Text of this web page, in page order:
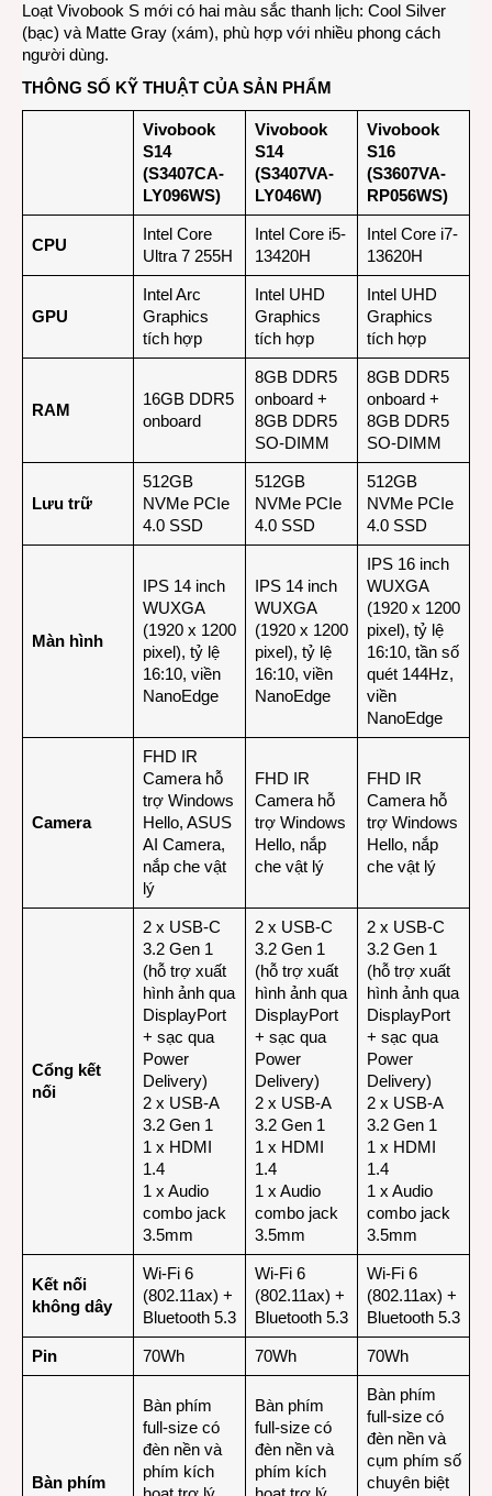
Loạt Vivobook S mới có hai màu sắc thanh lịch: Cool Silver
(bạc) và Matte Gray (xám), phù hợp với nhiều phong cách
người dùng.
THÔNG SỐ KỸ THUẬT CỦA SẢN PHẨM
Vivobook
S14
(S3407CA-
LY096WS)
Vivobook
S14
(S3407VA-
LY046W)
Vivobook
S16
(S3607VA-
RP056WS)
CPU
Intel Core
Ultra 7 255H
Intel Core i5-
13420H
Intel Core i7-
13620H
GPU
Intel Arc
Graphics
tích hợp
Intel UHD
Graphics
tích hợp
Intel UHD
Graphics
tích hợp
RAM
16GB DDR5
onboard
8GB DDR5
onboard +
8GB DDR5
SO-DIMM
8GB DDR5
onboard +
8GB DDR5
SO-DIMM
Lưu trữ
512GB
NVMe PCIe
4.0 SSD
512GB
NVMe PCIe
4.0 SSD
512GB
NVMe PCIe
4.0 SSD
Màn hình
IPS 14 inch
WUXGA
(1920 x 1200
pixel), tỷ lệ
16:10, viền
NanoEdge
IPS 14 inch
WUXGA
(1920 x 1200
pixel), tỷ lệ
16:10, viền
NanoEdge
IPS 16 inch
WUXGA
(1920 x 1200
pixel), tỷ lệ
16:10, tần số
quét 144Hz,
viền
NanoEdge
Camera
FHD IR
Camera hỗ
trợ Windows
Hello, ASUS
AI Camera,
nắp che vật
lý
FHD IR
Camera hỗ
trợ Windows
Hello, nắp
che vật lý
FHD IR
Camera hỗ
trợ Windows
Hello, nắp
che vật lý
Cổng kết
nối
2 x USB-C
3.2 Gen 1
(hỗ trợ xuất
hình ảnh qua
DisplayPort
+ sạc qua
Power
Delivery)
2 x USB-A
3.2 Gen 1
1 x HDMI
1.4
1 x Audio
combo jack
3.5mm
2 x USB-C
3.2 Gen 1
(hỗ trợ xuất
hình ảnh qua
DisplayPort
+ sạc qua
Power
Delivery)
2 x USB-A
3.2 Gen 1
1 x HDMI
1.4
1 x Audio
combo jack
3.5mm
2 x USB-C
3.2 Gen 1
(hỗ trợ xuất
hình ảnh qua
DisplayPort
+ sạc qua
Power
Delivery)
2 x USB-A
3.2 Gen 1
1 x HDMI
1.4
1 x Audio
combo jack
3.5mm
Kết nối
không dây
Wi-Fi 6
(802.11ax) +
Bluetooth 5.3
Wi-Fi 6
(802.11ax) +
Bluetooth 5.3
Wi-Fi 6
(802.11ax) +
Bluetooth 5.3
Pin 70Wh 70Wh 70Wh
Bàn phím
Bàn phím
full-size có
đèn nền và
phím kích
Bàn phím
full-size có
đèn nền và
phím kích
Bàn phím
full-size có
đèn nền và
cụm phím số
chuyên biệt